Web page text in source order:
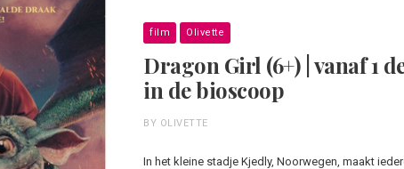
film Olivette
Dragon Girl (6+) | vanaf 1
in de bioscoop
BY OLIVETTE
In het kleine stadje Kjedly, Noorwegen, maakt